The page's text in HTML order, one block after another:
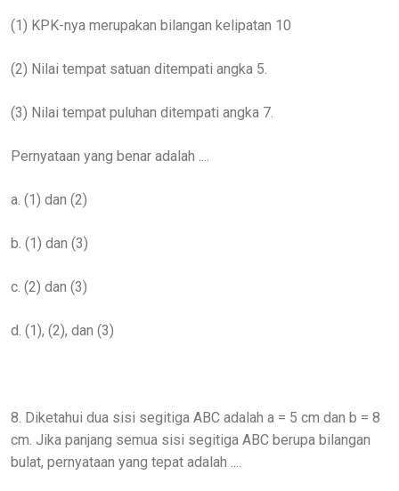
(1) KPK-nya merupakan bilangan kelipatan 10
(2) Nilai tempat satuan ditempati angka 5.
(3) Nilai tempat puluhan ditempati angka 7.
Pernyataan yang benar adalah ....
a. (1) dan (2)
b. (1) dan (3)
c. (2) dan (3)
d. (1), (2), dan (3)
8. Diketahui dua sisi segitiga ABC adalah a = 5 cm dan b = 8
cm. Jika panjang semua sisi segitiga ABC berupa bilangan
bulat, pernyataan yang tepat adalah ....